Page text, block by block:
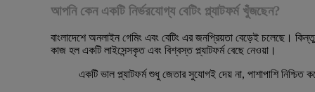
আপনি কেন একটি নির্ভরযোগ্য বেটিং প্ল্যাটফর্ম খুঁজছেন?
বাংলাদেশে অনলাইন গেমিং এবং বেটিং এর জনপ্রিয়তা বেড়েই চলেছে।
কাজ হল একটি লাইসেন্সকৃত এবং বিশ্বস্ত প্ল্যাটফর্ম বেছে নেওয়া।
একটি ভাল প্ল্যাটফর্ম শুধু জেতার সুযোগই দেয় না, পাশাপাশি